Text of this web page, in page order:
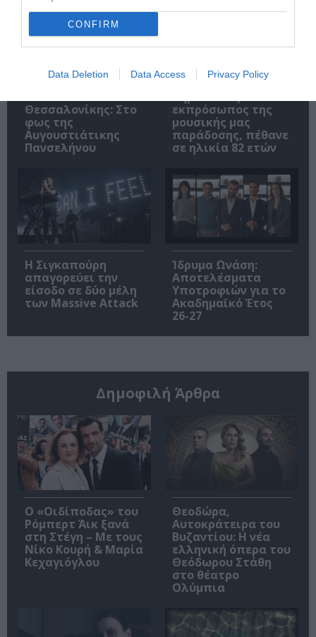
CONFIRM
Data Deletion Data Access Privacy Policy
Θεσσαλονίκης: Στο
φως της
Αυγουστιάτικης
Πανσελήνου
Ο Λάκης Χαλκιάς,
εκπρόσωπος της
μουσικής μας
παράδοσης, πέθανε
σε ηλικία 82 ετών
Η Σιγκαπούρη
απαγορεύει την
είσοδο σε δύο μέλη
των Massive Attack
Ίδρυμα Ωνάση:
Αποτελέσματα
Υποτροφιών για το
Ακαδημαϊκό Έτος
26-27
Δημοφιλή Άρθρα
O «Οιδίποδας» του
Ρόμπερτ Άικ ξανά
στη Στέγη – Με τους
Νίκο Κουρή & Μαρία
Κεχαγιόγλου
Θεοδώρα,
Αυτοκράτειρα του
Βυζαντίου: Η νέα
ελληνική όπερα του
Θεόδωρου Στάθη
στο θέατρο
Ολύμπια